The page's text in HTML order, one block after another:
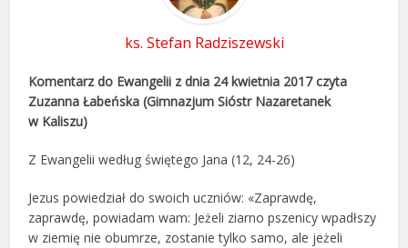
ks. Stefan Radziszewski
Komentarz do Ewangelii z dnia 24 kwietnia 2017 czyta
Zuzanna Łabeńska (Gimnazjum Sióstr Nazaretanek
w Kaliszu)
Z Ewangelii według świętego Jana (12, 24-26)
Jezus powiedział do swoich uczniów: «Zaprawdę,
zaprawdę, powiadam wam: Jeżeli ziarno pszenicy wpadłszy
w ziemię nie obumrze, zostanie tylko samo, ale jeżeli